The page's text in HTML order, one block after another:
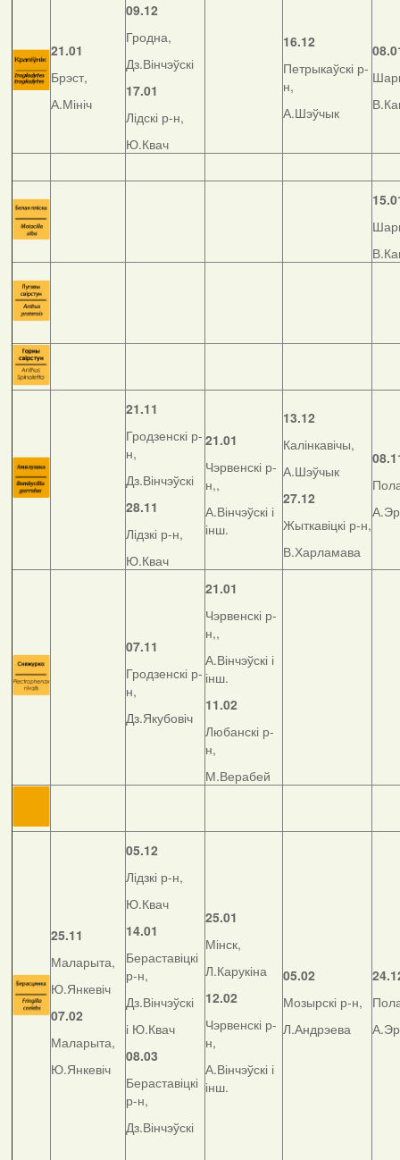
21.01
Брэст,
А.Мініч
09.12
Гродна,
Дз.Вінчэўскі
17.01
Лідскі р-н,
Ю.Квач
16.12
Петрыкаўскі р-
н,
А.Шэўчык
21.11
Гродзенскі р-
н,
Дз.Вінчэўскі
28.11
Лідзкі р-н,
Ю.Квач
21.01
Чэрвенскі р-
н,,
А.Вінчэўскі і
інш.
13.12
Калінкавічы,
А.Шэўчык
27.12
Жыткавіцкі р-н,
В.Харламава
07.11
Гродзенскі р-
н,
Дз.Якубовіч
21.01
Чэрвенскі р-
н,,
А.Вінчэўскі і
інш.
11.02
Любанскі р-
н,
М.Верабей
25.11
Маларыта,
Ю.Янкевіч
07.02
Маларыта,
Ю.Янкевіч
05.12
Лідзкі р-н,
Ю.Квач
14.01
Бераставіцкі
р-н,
Дз.Вінчэўскі
і Ю.Квач
08.03
Бераставіцкі
р-н,
Дз.Вінчэўскі
25.01
Мінск,
Л.Карукіна
12.02
Чэрвенскі р-
н,
А.Вінчэўскі і
інш.
05.02
Мозырскі р-н,
Л.Андрэева